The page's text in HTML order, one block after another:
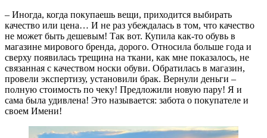
– Иногда, когда покупаешь вещи, приходится выбирать
качество или цена… И не раз убеждалась в том, что качество
не может быть дешевым! Так вот. Купила как-то обувь в
магазине мирового бренда, дорого. Относила больше года и
сверху появилась трещина на ткани, как мне показалось, не
связанная с качеством носки обуви. Обратилась в магазин,
провели экспертизу, установили брак. Вернули деньги –
полную стоимость по чеку! Предложили новую пару! Я и
сама была удивлена! Это называется: забота о покупателе и
своем Имени!